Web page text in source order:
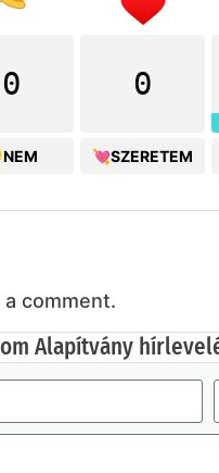
0 0
💘SZERETEM
comment.
Alapítvány